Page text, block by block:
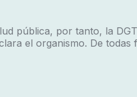
pública, por tanto, la
el organismo. De todas